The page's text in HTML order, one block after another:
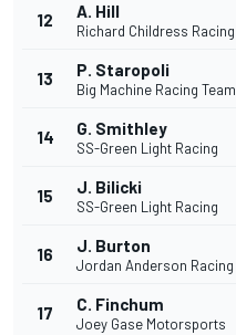
12 A. Hill
Richard Childress Racing
13 P. Staropoli
Big Machine Racing Team
14 G. Smithley
SS-Green Light Racing
15 J. Bilicki
SS-Green Light Racing
16 J. Burton
Jordan Anderson Racing
17 C. Finchum
Joey Gase Motorsports